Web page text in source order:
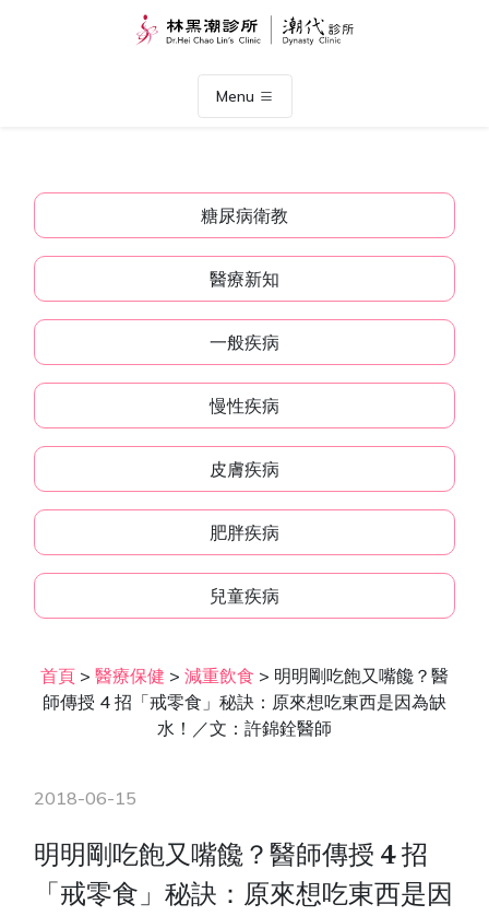
Menu
糖尿病衛教
醫療新知
一般疾病
慢性疾病
皮膚疾病
肥胖疾病
兒童疾病
首頁 > 醫療保健 > 減重飲食 > 明明剛吃飽又嘴饞？醫
師傳授 4 招「戒零食」秘訣：原來想吃東西是因為缺
水！／文：許錦銓醫師
2018-06-15
明明剛吃飽又嘴饞？醫師傳授 4 招
「戒零食」秘訣：原來想吃東西是因